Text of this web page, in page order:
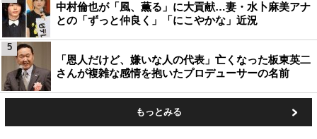
中村倫也が「風、薫る」に大貢献…妻・水卜麻美アナ
との「ずっと仲良く」「にこやかな」近況
「恩人だけど、嫌いな人の代表」亡くなった板東英二
さんが複雑な感情を抱いたプロデューサーの名前
5
もっとみる